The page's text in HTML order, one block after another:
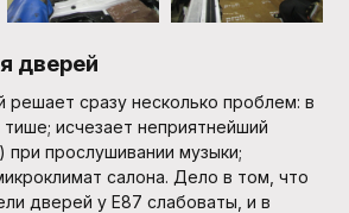
дверей
решает сразу несколько проблем: в
исчезает неприятнейший
при прослушивании музыки;
салона. Дело в том, что
дверей у E87 слабоваты, и в